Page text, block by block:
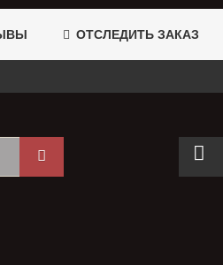
ОТСЛЕДИТЬ ЗАКАЗ